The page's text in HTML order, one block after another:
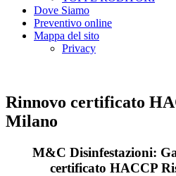
Dove Siamo
Preventivo online
Mappa del sito
Privacy
Rinnovo certificato
Milano
M&C Disinfestazioni:
certificato HACCP